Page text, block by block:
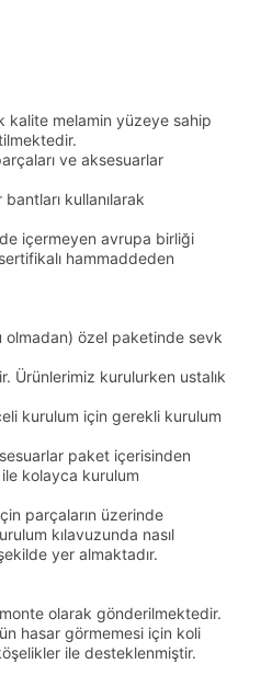
kalite melamin yüzeye sahip
ve aksesuarlar
kullanılarak
içermeyen avrupa birliği
hammaddeden
olmadan) özel paketinde sevk
Ürünlerimiz kurulurken ustalık
kurulum için gerekli kurulum
paket içerisinden
kolayca kurulum
parçaların üzerinde
kılavuzunda nasıl
yer almaktadır.
olarak gönderilmektedir.
hasar görmemesi için koli
ile desteklenmiştir.